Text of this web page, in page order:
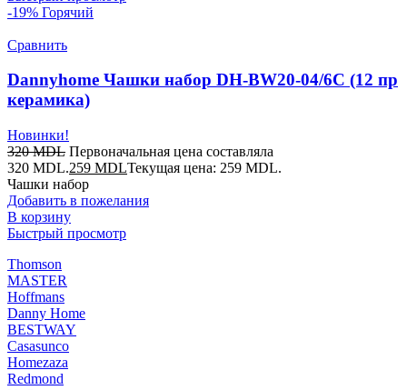
-19% Горячий
Сравнить
Dannyhome Чашки набор DH-BW20-04/6C (12 пр
керамика)
Новинки!
320MDL Первоначальная цена составляла
320 MDL.259 MDLТекущая цена: 259 MDL.
Чашки набор
Добавить в пожелания
В корзину
Быстрый просмотр
Thomson
MASTER
Hoffmans
Danny Home
BESTWAY
Casasunco
Homezaza
Redmond